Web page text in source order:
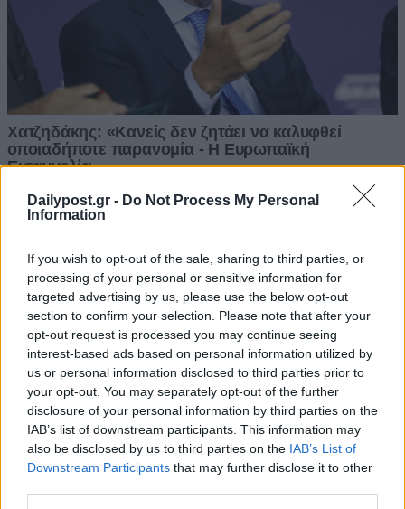
Dailypost.gr - Do Not Process My Personal
Information
If you wish to opt-out of the sale, sharing to third parties, or
processing of your personal or sensitive information for
targeted advertising by us, please use the below opt-out
section to confirm your selection. Please note that after your
opt-out request is processed you may continue seeing
interest-based ads based on personal information utilized by
us or personal information disclosed to third parties prior to
your opt-out. You may separately opt-out of the further
disclosure of your personal information by third parties on the
IAB’s list of downstream participants. This information may
also be disclosed by us to third parties on the IAB’s List of
Downstream Participants that may further disclose it to other
ΜΠΟΡΕΙ ΝΑ ΣΑΣ ΕΝΔΙΑΦΕΡΕΙ
Τέμπη: Την παραπομπή
Τριαντόπουλου και Αγοραστού σε
ειδικό δικαστήριο ζητά ο
αντεισαγγελέας του Αρείου Πάγου
22/07/2026
Δικηγόρος οικογένειας Πλακιά για
Κωνσταντοπούλου: «Μιλά επί ώρες